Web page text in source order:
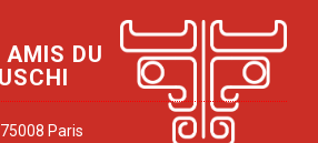
AMIS DU
Paris